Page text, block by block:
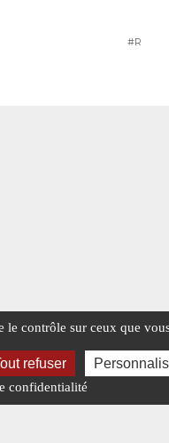
le contrôle sur ceux que
refuser
confidentialité